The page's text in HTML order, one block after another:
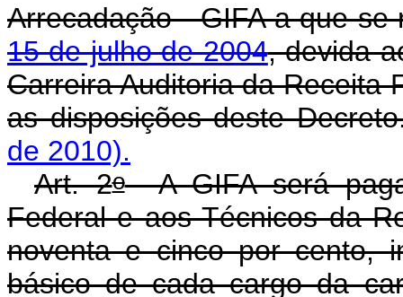
Arrecadação - GIFA a que
15 de julho de 2004, devida
Carreira Auditoria da Receita
as disposições deste
de 2010).
Art. 2oA GIFA será paga
Federal e aos Técnicos da
noventa e cinco por cento,
básico de cada cargo da